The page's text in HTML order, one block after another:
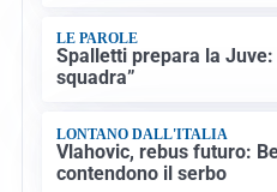
LE PAROLE
Spalletti prepara la Juve:
squadra”
LONTANO DALL'ITALIA
Vlahovic, rebus futuro:
contendono il serbo